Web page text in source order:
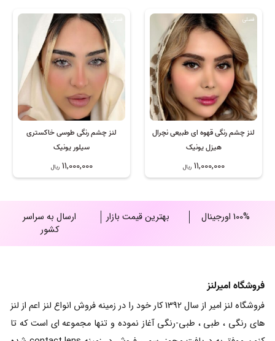
لنز چشم رنگی قهوه ای طبیعی نچرال
هیزل یونیک
11,000,000 ریال
فصلی
لنز چشم رنگی طوسی خاکستری
سیلور یونیک
11,000,000 ریال
100% اورجینال بهترین قیمت بازار
ارسال به سراسر
کشور
فروشگاه امیرلنز
فروشگاه لنز امیر از سال 1392 کار خود را در زمینه فروش انواع لنز اعم از لنز
های رنگی ، طبی ، طبی-رنگی آغاز نموده و تنها مجموعه ای است که تا